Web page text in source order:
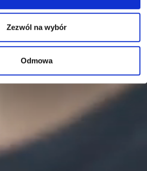
Zezwól na wybór
Odmowa